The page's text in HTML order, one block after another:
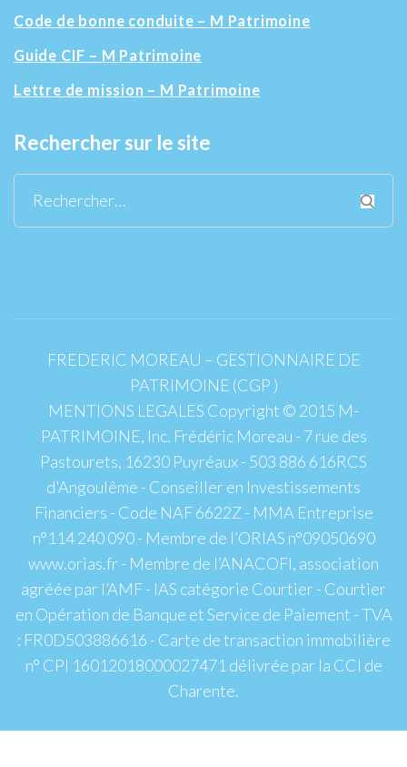
Code de bonne conduite – M Patrimoine
Guide CIF – M Patrimoine
Lettre de mission – M Patrimoine
Rechercher sur le site
Rechercher :
FREDERIC MOREAU – GESTIONNAIRE DE
PATRIMOINE (CGP )
MENTIONS LEGALES Copyright © 2015 M-
PATRIMOINE, Inc. Frédéric Moreau - 7 rue des
Pastourets, 16230 Puyréaux - 503 886 616RCS
d'Angoulême - Conseiller en Investissements
Financiers - Code NAF 6622Z - MMA Entreprise
n°114 240 090 - Membre de l’ORIAS n°09050690
www.orias.fr - Membre de l’ANACOFI, association
agréée par l’AMF - IAS catégorie Courtier - Courtier
en Opération de Banque et Service de Paiement - TVA
: FR0D503886616 - Carte de transaction immobilière
n° CPI 16012018000027471 délivrée par la CCI de
Charente.